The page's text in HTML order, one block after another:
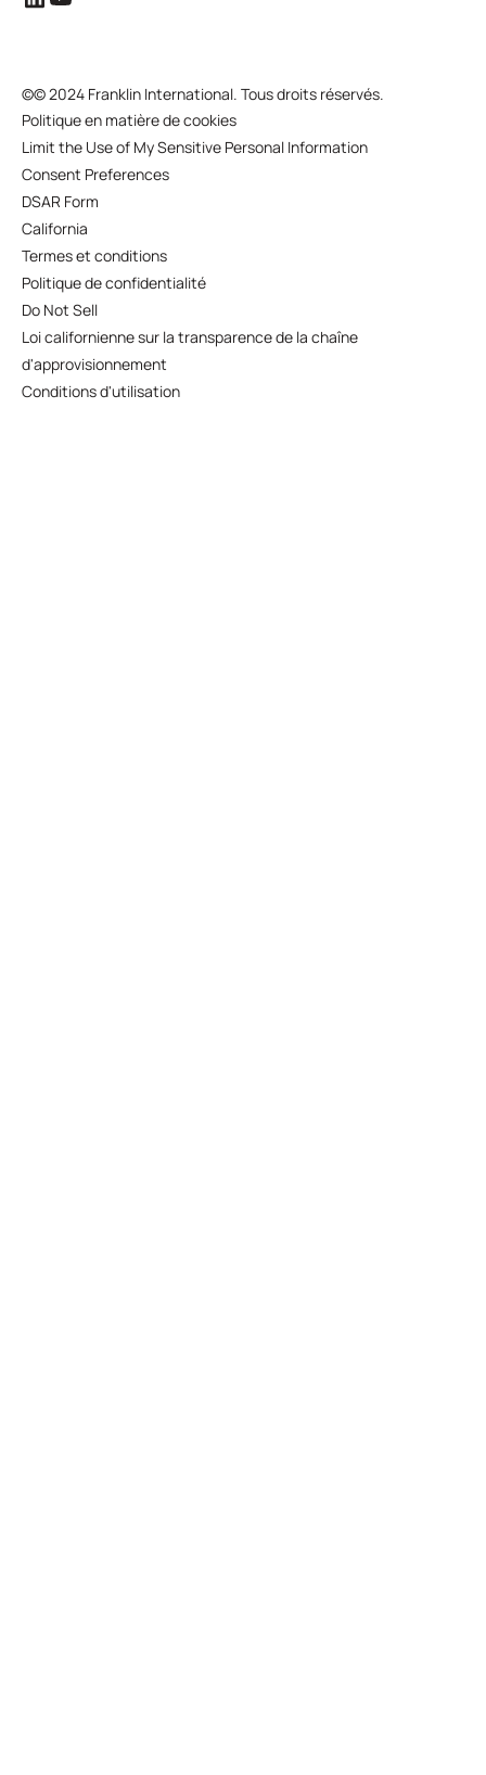
©© 2024 Franklin International. Tous droits réservés.
Politique en matière de cookies
Limit the Use of My Sensitive Personal Information
Consent Preferences
DSAR Form
California
Termes et conditions
Politique de confidentialité
Do Not Sell
Loi californienne sur la transparence de la chaîne
d'approvisionnement
Conditions d'utilisation